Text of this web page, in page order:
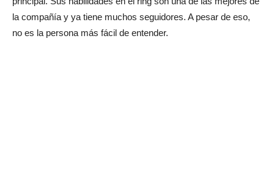
la compañía y ya tiene muchos seguidores. A pesar de eso,
no es la persona más fácil de entender.